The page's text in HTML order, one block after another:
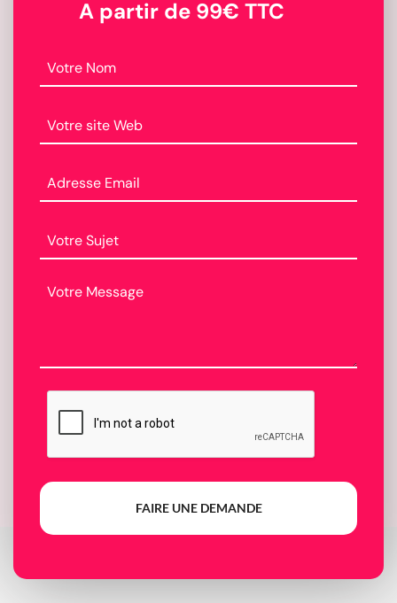
A partir de 99€ TTC
FAIRE UNE DEMANDE